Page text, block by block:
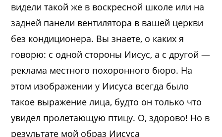
видели такой же в воскресной школе или на
задней панели вентилятора в вашей церкви
без кондиционера. Вы знаете, о каких я
говорю: с одной стороны Иисус, а с другой —
реклама местного похоронного бюро. На
этом изображении у Иисуса всегда было
такое выражение лица, будто он только что
увидел пролетающую птицу. О, здорово! Но в
результате мой образ Иисуса